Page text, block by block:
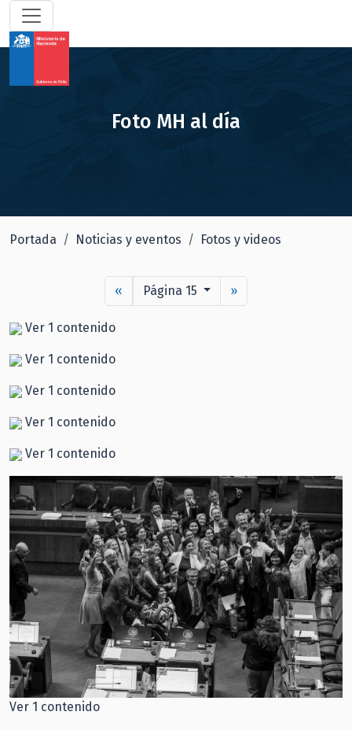
Foto MH al día
Portada Noticias y eventos Fotos y videos
« Página 15 »
Ver 1 contenido
Ver 1 contenido
Ver 1 contenido
Ver 1 contenido
Ver 1 contenido
Ver 1 contenido